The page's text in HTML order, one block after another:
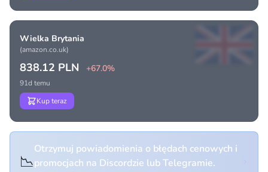
Wielka Brytania
(amazon.co.uk)
838.12 PLN +67.0%
91d temu
Kup teraz
📉
Otrzymuj powiadomienia o błędach cenowych i
promocjach na Discordzie lub Telegramie.